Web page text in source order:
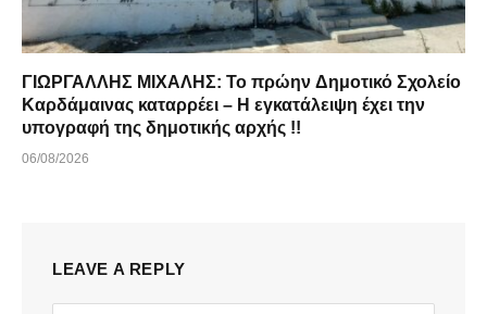
ΓΙΩΡΓΑΛΛΗΣ ΜΙΧΑΛΗΣ: Το πρώην Δημοτικό Σχολείο
Καρδάμαινας καταρρέει – Η εγκατάλειψη έχει την
υπογραφή της δημοτικής αρχής !!
06/08/2026
LEAVE A REPLY